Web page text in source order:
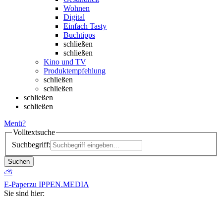
Wohnen
Digital
Einfach Tasty
Buchtipps
schließen
schließen
Kino und TV
Produktempfehlung
schließen
schließen
schließen
schließen
Menü?
Volltextsuche
Suchbegriff:
Suchen
⛅
E-Paperzu IPPEN.MEDIA
Sie sind hier: